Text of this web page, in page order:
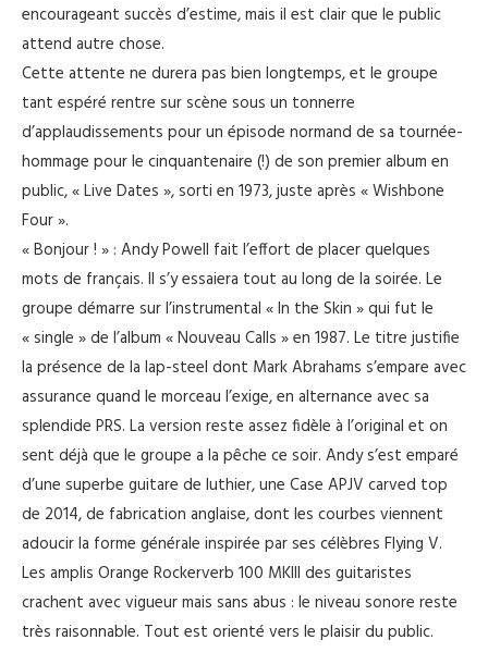
encourageant succès d’estime, mais il est clair que le public
attend autre chose.
Cette attente ne durera pas bien longtemps, et le groupe
tant espéré rentre sur scène sous un tonnerre
d’applaudissements pour un épisode normand de sa tournée-
hommage pour le cinquantenaire (!) de son premier album en
public, « Live Dates », sorti en 1973, juste après « Wishbone
Four ».
« Bonjour ! » : Andy Powell fait l’effort de placer quelques
mots de français. Il s’y essaiera tout au long de la soirée. Le
groupe démarre sur l’instrumental « In the Skin » qui fut le
« single » de l’album « Nouveau Calls » en 1987. Le titre justifie
la présence de la lap-steel dont Mark Abrahams s’empare avec
assurance quand le morceau l’exige, en alternance avec sa
splendide PRS. La version reste assez fidèle à l’original et on
sent déjà que le groupe a la pêche ce soir. Andy s’est emparé
d’une superbe guitare de luthier, une Case APJV carved top
de 2014, de fabrication anglaise, dont les courbes viennent
adoucir la forme générale inspirée par ses célèbres Flying V.
Les amplis Orange Rockerverb 100 MKIII des guitaristes
crachent avec vigueur mais sans abus : le niveau sonore reste
très raisonnable. Tout est orienté vers le plaisir du public.